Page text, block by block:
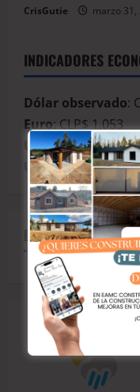
CrisGutie marzo 31,
INDICADORES
Dólar observado:
Euro: CLP$ 1.053
Unidad de
Unidad
EL CLIMA